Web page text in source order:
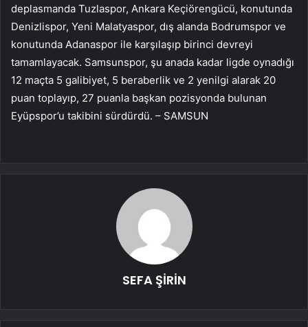
deplasmanda Tuzlaspor, Ankara Keçiörengücü, konutunda
Denizlispor, Yeni Malatyaspor, dış alanda Bodrumspor ve
konutunda Adanaspor ile karşılaşıp birinci devreyi
tamamlayacak. Samsunspor, şu anada kadar ligde oynadığı
12 maçta 5 galibiyet, 5 beraberlik ve 2 yenilgi alarak 20
puan toplayıp, 27 puanla başkan pozisyonda bulunan
Eyüpspor’u takibini sürdürdü. – SAMSUN
SEFA ŞİRİN